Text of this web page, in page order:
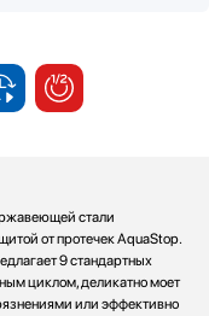
стали
от протечек AquaStop.
9 стандартных
циклом, деликатно моет
или эффективно